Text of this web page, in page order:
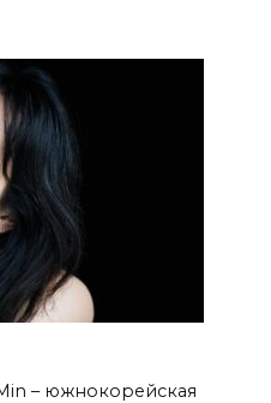
– южнокорейская